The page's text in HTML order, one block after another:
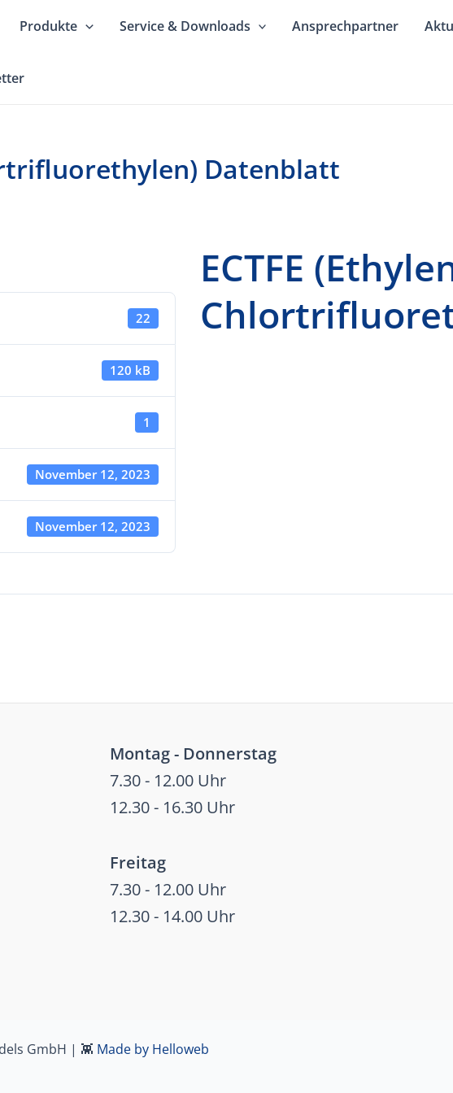
Produkte Service & Downloads Ansprechpartner
Datenblatt
22
120 kB
1
November 12, 2023
November 12, 2023
ECTFE
Montag - Donnerstag
7.30 - 12.00 Uhr
12.30 - 16.30 Uhr
Freitag
7.30 - 12.00 Uhr
12.30 - 14.00 Uhr
GmbH | 👾 Made by Helloweb